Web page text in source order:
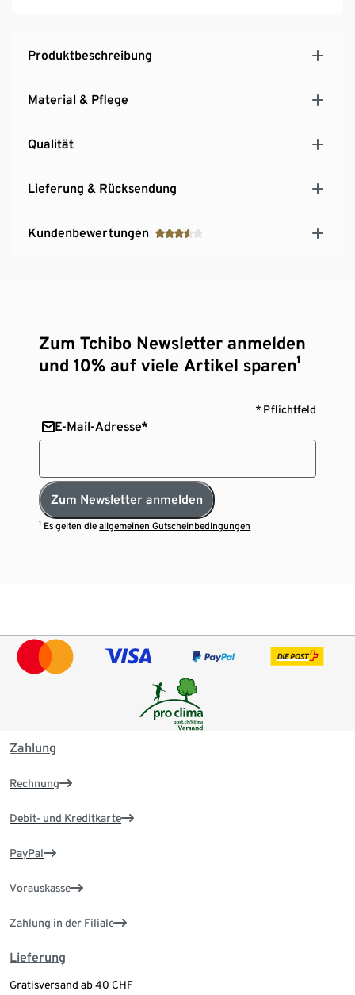
Hinweis zu den Schubladen zu finden unter den
Produktbeschreibung
Material & Pflege
Qualität
Lieferung & Rücksendung
Kundenbewertungen
Zum Tchibo Newsletter anmelden
und 10% auf viele Artikel sparen¹
* Pflichtfeld
E-Mail-Adresse*
Zum Newsletter anmelden
¹ Es gelten dieallgemeinen Gutscheinbedingungen
Zahlung
Rechnung
Debit- und Kreditkarte
PayPal
Vorauskasse
Zahlung in der Filiale
Lieferung
Gratisversand ab 40 CHF